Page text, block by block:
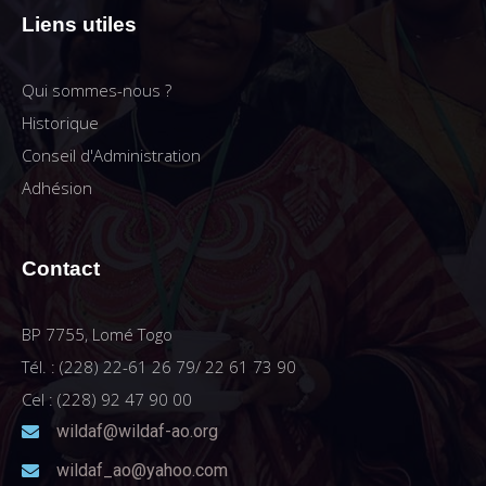
Liens utiles
Qui sommes-nous ?
Historique
Conseil d'Administration
Adhésion
Contact
BP 7755, Lomé Togo
Tél. : (228) 22-61 26 79/ 22 61 73 90
Cel : (228) 92 47 90 00
wildaf@wildaf-ao.org
wildaf_ao@yahoo.com